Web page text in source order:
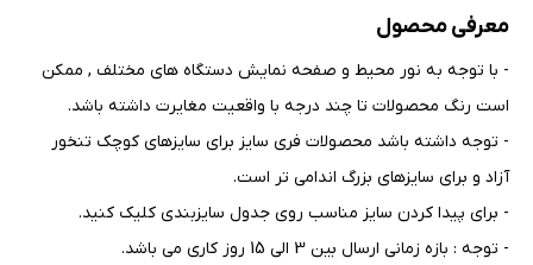
معرفی محصول
- با توجه به نور محیط و صفحه نمایش دستگاه های مختلف , ممکن
است رنگ محصولات تا چند درجه با واقعیت مغایرت داشته باشد.
- توجه داشته باشد محصولات فری سایز برای سایزهای کوچک تنخور
آزاد و برای سایزهای بزرگ اندامی تر است.
- برای پیدا کردن سایز مناسب روی جدول سایزبندی کلیک کنید.
- توجه : بازه زمانی ارسال بین 3 الی 15 روز کاری می باشد.